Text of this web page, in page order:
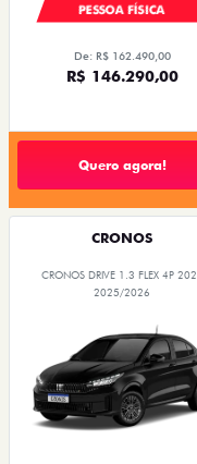
PESSOA FÍSICA
De: R$ 162.490,00
R$ 146.290,00
Quero agora!
CRONOS
CRONOS DRIVE 1.3 FLEX 4P
2025/2026